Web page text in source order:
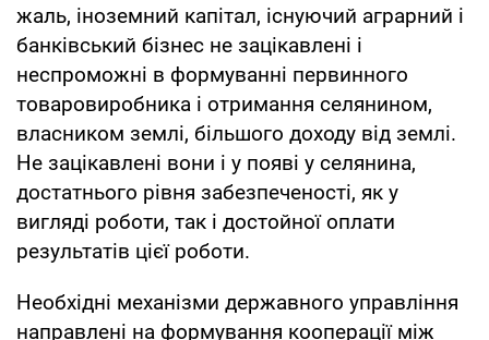
жаль, іноземний капітал, існуючий аграрний і
банківський бізнес не зацікавлені і
неспроможні в формуванні первинного
товаровиробника і отримання селянином,
власником землі, більшого доходу від землі.
Не зацікавлені вони і у появі у селянина,
достатнього рівня забезпеченості, як у
вигляді роботи, так і достойної оплати
результатів цієї роботи.
Необхідні механізми державного управління
направлені на формування кооперації між